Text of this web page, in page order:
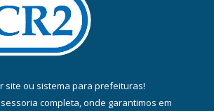
site ou sistema para prefeituras!
completa, onde garantimos em